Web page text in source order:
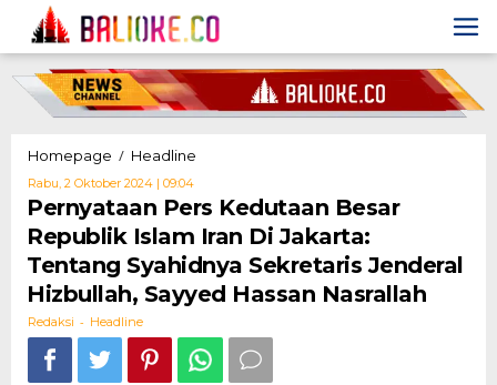
content
Homepage / Headline
Kedutaan
Besar
Republik
Islam
Iran
Di
Tentang
Syahidnya
Sekretaris
Rabu, 2 Oktober 2024 | 09:04Oleh
Redaksi
Pernyataan Pers Kedutaan Besar
Republik Islam Iran Di Jakarta:
Tentang Syahidnya Sekretaris Jenderal
Hizbullah, Sayyed Hassan Nasrallah
Redaksi - Headline